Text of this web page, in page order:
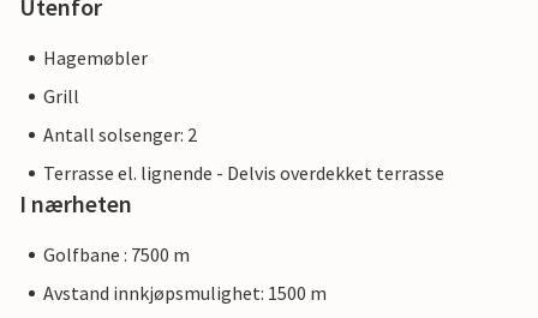
Utenfor
Hagemøbler
Grill
Antall solsenger: 2
Terrasse el. lignende - Delvis overdekket terrasse
I nærheten
Golfbane : 7500 m
Avstand innkjøpsmulighet: 1500 m